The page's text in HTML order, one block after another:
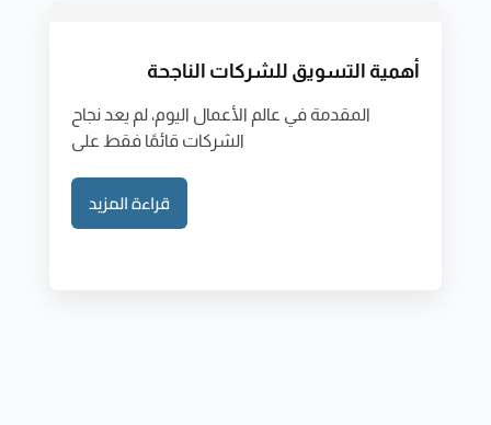
أهمية التسويق للشركات الناجحة
المقدمة في عالم الأعمال اليوم، لم يعد نجاح
الشركات قائمًا فقط على
قراءة المزيد